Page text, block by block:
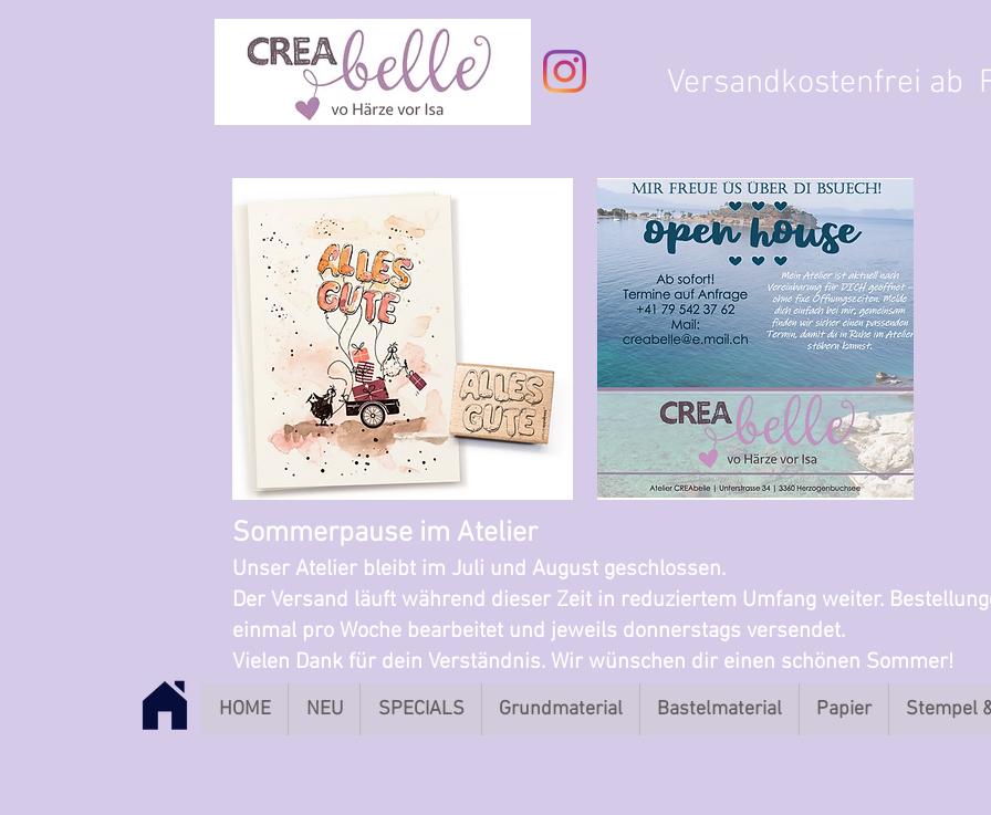
Versandkostenfrei ab
Sommerpause im Atelier
Unser Atelier bleibt im Juli und August geschlossen.
Der Versand läuft während dieser Zeit in reduziertem Umfang weiter.
einmal pro Woche bearbeitet und jeweils donnerstags versendet.
Vielen Dank für dein Verständnis. Wir wünschen dir einen schönen Sommer!
HOME NEU SPECIALS Grundmaterial Bastelmaterial Papier Stempel